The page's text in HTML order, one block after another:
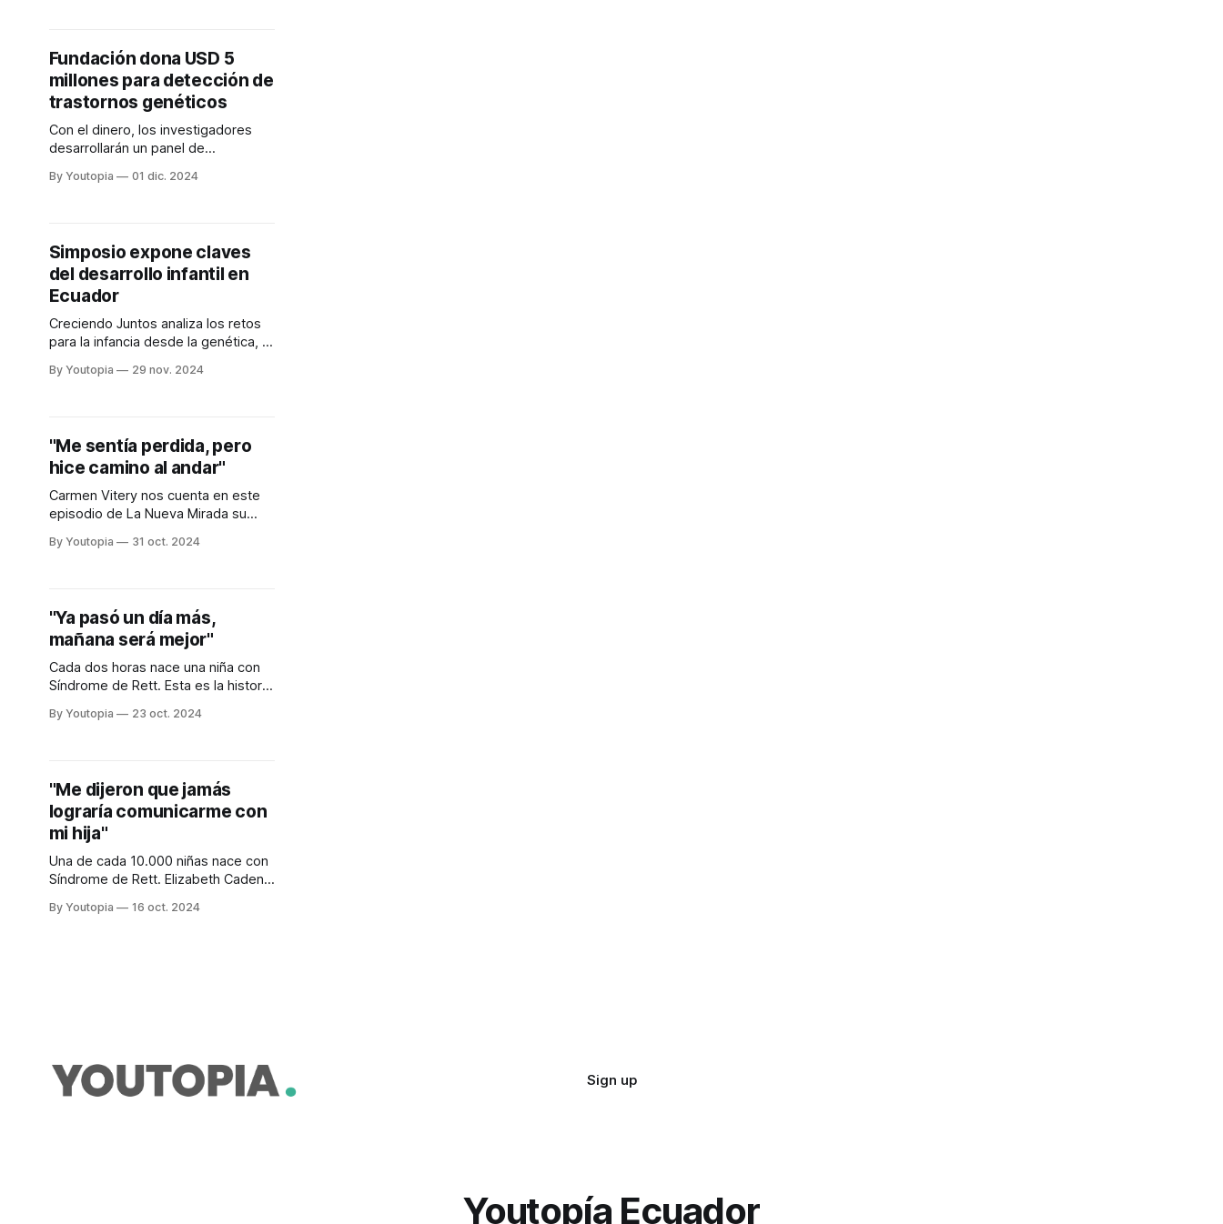
Fundación dona USD 5
millones para detección de
trastornos genéticos
Con el dinero, los investigadores
desarrollarán un panel de
By Youtopia 01 dic. 2024
Simposio expone claves
del desarrollo infantil en
Ecuador
Creciendo Juntos analiza los retos
para la infancia desde la genética, la
By Youtopia 29 nov. 2024
"Me sentía perdida, pero
hice camino al andar"
Carmen Vitery nos cuenta en este
episodio de La Nueva Mirada su
con Síndrome de Rett.
By Youtopia 31 oct. 2024
"Ya pasó un día más,
mañana será mejor"
Cada dos horas nace una niña con
Síndrome de Rett. Esta es la historia
By Youtopia 23 oct. 2024
"Me dijeron que jamás
lograría comunicarme con
mi hija"
Una de cada 10.000 niñas nace con
Síndrome de Rett. Elizabeth Cadena
ninguna madre quisiera recibir.
By Youtopia 16 oct. 2024
Sign up
Youtopía Ecuador